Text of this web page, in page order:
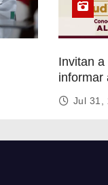
Invitan
informar
Altamira
Jul 31,